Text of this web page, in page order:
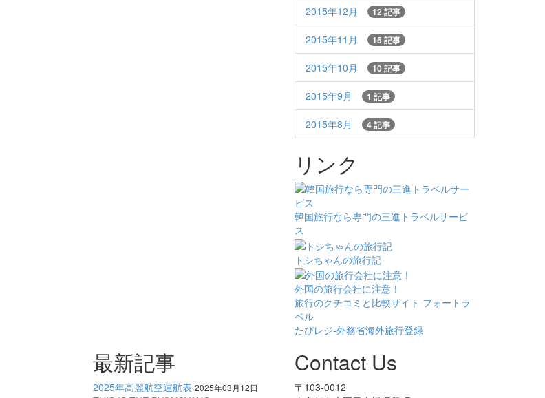
2015年12月 12 記事
2015年11月 15 記事
2015年10月 10 記事
2015年9月 1 記事
2015年8月 4 記事
リンク
韓国旅行なら専門の三進トラベルサービ
ス
トシちゃんの旅行記
外国の旅行会社に注意！
旅行のクチコミと比較サイト フォートラ
ベル
たびレジ-外務省海外旅行登録
最新記事
2025年高麗航空運航表 2025年03月12日
Contact Us
〒103-0012